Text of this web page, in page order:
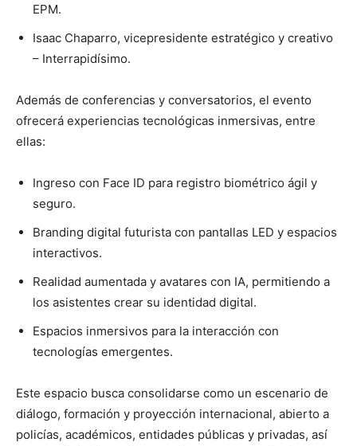
EPM.
Isaac Chaparro, vicepresidente estratégico y creativo
– Interrapidísimo.
Además de conferencias y conversatorios, el evento
ofrecerá experiencias tecnológicas inmersivas, entre
ellas:
Ingreso con Face ID para registro biométrico ágil y
seguro.
Branding digital futurista con pantallas LED y espacios
interactivos.
Realidad aumentada y avatares con IA, permitiendo a
los asistentes crear su identidad digital.
Espacios inmersivos para la interacción con
tecnologías emergentes.
Este espacio busca consolidarse como un escenario de
diálogo, formación y proyección internacional, abierto a
policías, académicos, entidades públicas y privadas, así